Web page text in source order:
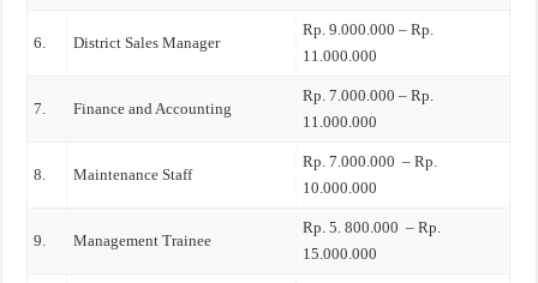
6. District Sales Manager
Rp. 9.000.000 – Rp.
11.000.000
7. Finance and Accounting
Rp. 7.000.000 – Rp.
11.000.000
8. Maintenance Staff
Rp. 7.000.000 – Rp.
10.000.000
9. Management Trainee
Rp. 5. 800.000 – Rp.
15.000.000